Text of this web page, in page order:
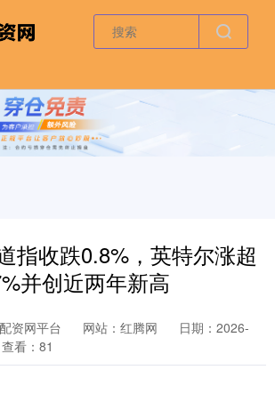
指收跌0.8%，英特尔涨超
并创近两年新高
资网平台 网站：红腾网
日期：2026-
查看：81